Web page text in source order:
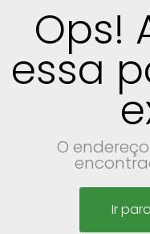
Ops!
essa
O
Ir